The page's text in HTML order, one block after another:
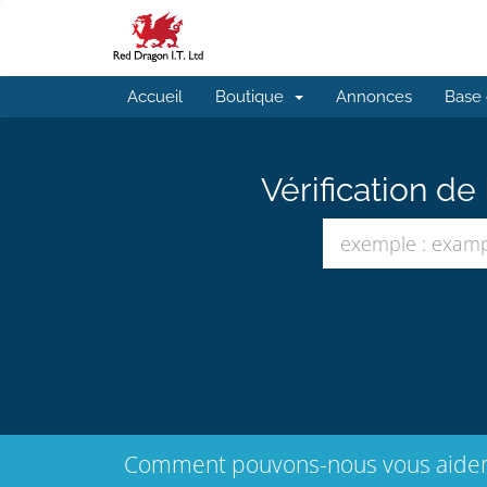
Accueil Boutique Annonces Base
Vérification
Comment pouvons-nous vous